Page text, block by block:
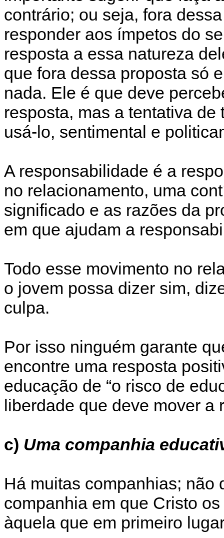
contrário; ou seja, fora
responder aos ímpetos do
resposta a essa natureza
que fora dessa proposta só
nada. Ele é que deve
resposta, mas a tentativa
usá-lo, sentimental e
A responsabilidade é a
no relacionamento, uma
significado e as razões da
em que ajudam a
Todo esse movimento no
o jovem possa dizer sim,
culpa.
Por isso ninguém garante
encontre uma resposta
educação de “o risco de
liberdade que deve mover a
c) Uma companhia
Há muitas companhias; não
companhia em que Cristo
àquela que em primeiro